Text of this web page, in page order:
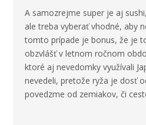
A samozrejme super je aj
ale treba vyberať vhodné, aby
tomto prípade je bonus, že je
obzvlášť v letnom ročnom
ktoré aj nevedomky využívali
nevedeli, pretože ryža je dosť
povedzme od zemiakov, či